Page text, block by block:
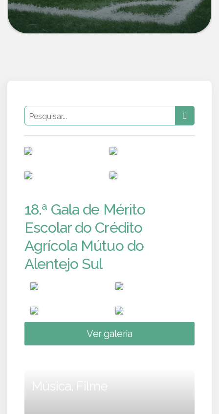
18.ª Gala de Mérito
Escolar do Crédito
Agrícola Mútuo do
Alentejo Sul
Ver galeria
Música, Filme